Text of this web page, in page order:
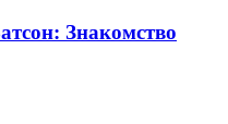
Знакомство